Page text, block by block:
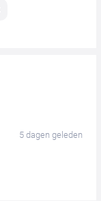
5 dagen geleden